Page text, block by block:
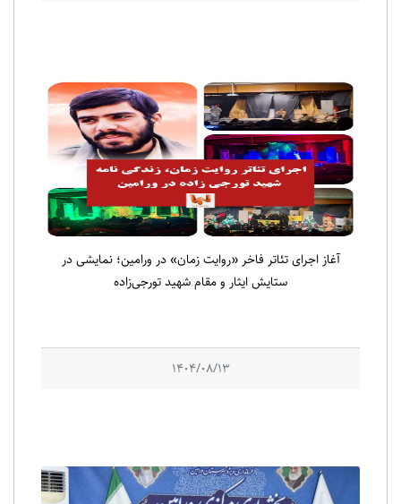
آغاز اجرای تئاتر فاخر «روایت زمان» در ورامین؛ نمایشی در
ستایش ایثار و مقام شهید تورجی‌زاده
1404/08/13